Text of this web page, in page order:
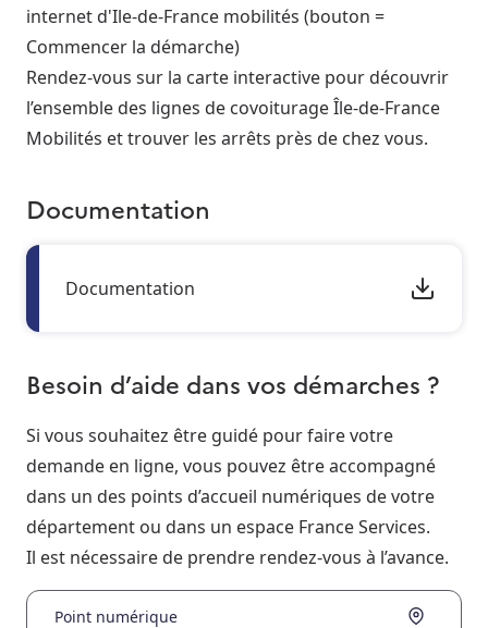
internet d'Ile-de-France mobilités (bouton =
Commencer la démarche)
Rendez-vous sur la carte interactive pour découvrir
l’ensemble des lignes de covoiturage Île-de-France
Mobilités et trouver les arrêts près de chez vous.
Documentation
Documentation
Besoin d’aide dans vos démarches ?
Si vous souhaitez être guidé pour faire votre
demande en ligne, vous pouvez être accompagné
dans un des points d’accueil numériques de votre
département ou dans un espace France Services.
Il est nécessaire de prendre rendez-vous à l’avance.
Point numérique